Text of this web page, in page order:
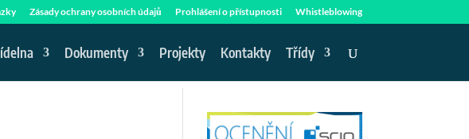
Zásady ochrany osobních údajů Prohlášení o přístupnosti Whistleblowing
Dokumenty Projekty Kontakty Třídy